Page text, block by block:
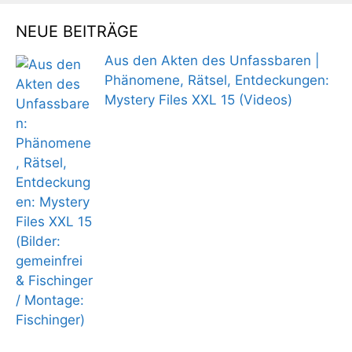
NEUE BEITRÄGE
Aus den Akten des Unfassbaren |
Phänomene, Rätsel, Entdeckungen:
Mystery Files XXL 15 (Videos)